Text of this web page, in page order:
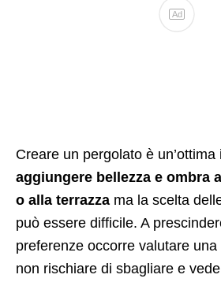
Ad
Creare un pergolato è un’ottima
aggiungere bellezza e ombra
o alla terrazza ma la scelta
può essere difficile. A
preferenze occorre valutare
non rischiare di sbagliare e